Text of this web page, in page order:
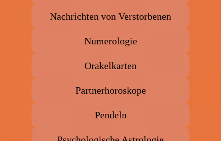
Nachrichten von Verstorbenen
Numerologie
Orakelkarten
Partnerhoroskope
Pendeln